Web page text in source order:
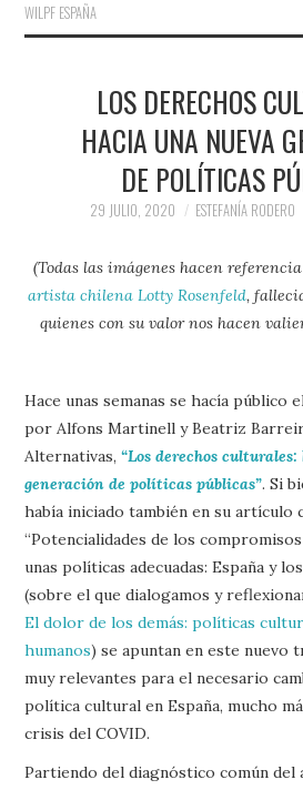
WILPF ESPAÑA
LOS DERECHOS
HACIA UNA NUEVA
DE POLÍTICAS
29 JULIO, 2020 ESTEFANÍA RODERO
(Todas las imágenes hacen
artista chilena Lotty Rosenfeld,
quienes con su valor nos hacen
Hace unas semanas se hacía público
por Alfons Martinell y Beatriz
Alternativas,“Los derechos
generación de políticas públicas”. Si
había iniciado también en su artículo
“Potencialidades de los
unas políticas adecuadas: España y
(sobre el que dialogamos y
El dolor de los demás: políticas
humanos) se apuntan en este nuevo
muy relevantes para el necesario
política cultural en España, mucho
crisis del COVID.
Partiendo del diagnóstico común del